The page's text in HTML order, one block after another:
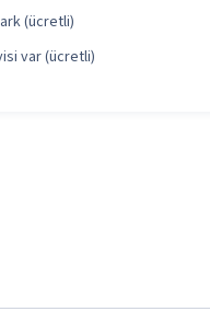
(ücretli)
var (ücretli)